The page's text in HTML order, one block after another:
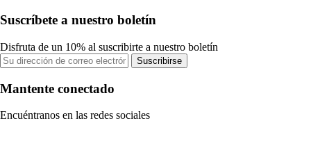
Suscríbete a nuestro boletín
Disfruta de un 10% al suscribirte a nuestro boletín
Suscribirse
Mantente conectado
Encuéntranos en las redes sociales